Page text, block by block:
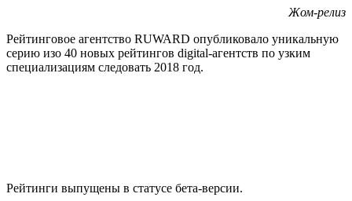
Жом-релиз
Рейтинговое агентство RUWARD опубликовало уникальную
серию изо 40 новых рейтингов digital-агентств по узким
специализациям следовать 2018 год.
Рейтинги выпущены в статусе бета-версии.